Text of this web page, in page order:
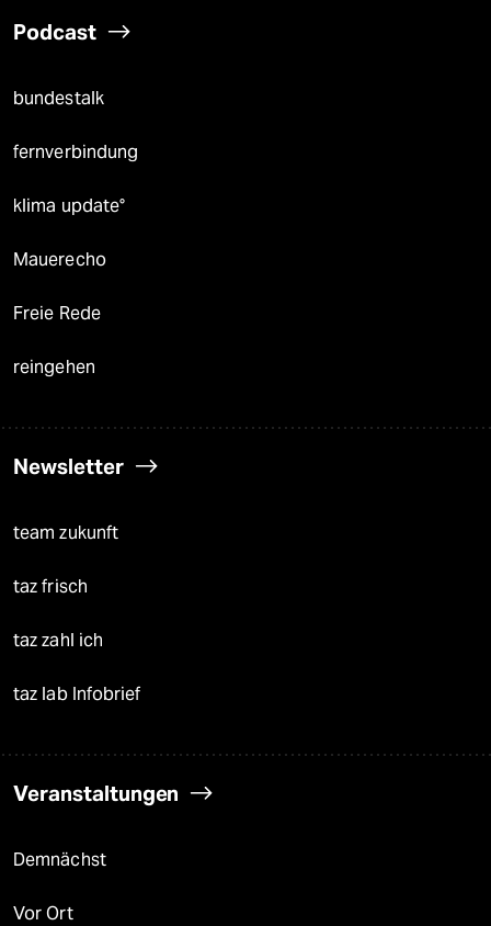
Podcast
bundestalk
fernverbindung
klima update°
Mauerecho
Freie Rede
reingehen
Newsletter
team zukunft
taz frisch
taz zahl ich
taz lab Infobrief
Veranstaltungen
Demnächst
Vor Ort